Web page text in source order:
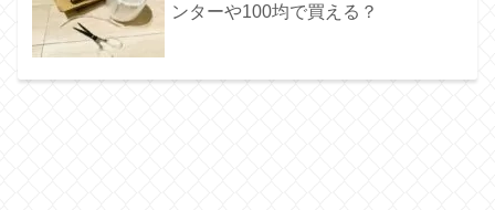
ンターや100均で買える？